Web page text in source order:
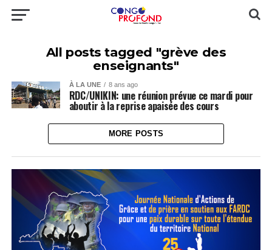
All posts tagged "grève des
enseignants"
À LA UNE 8 ans ago
RDC/UNIKIN: une réunion prévue ce mardi pour
aboutir à la reprise apaisée des cours
MORE POSTS